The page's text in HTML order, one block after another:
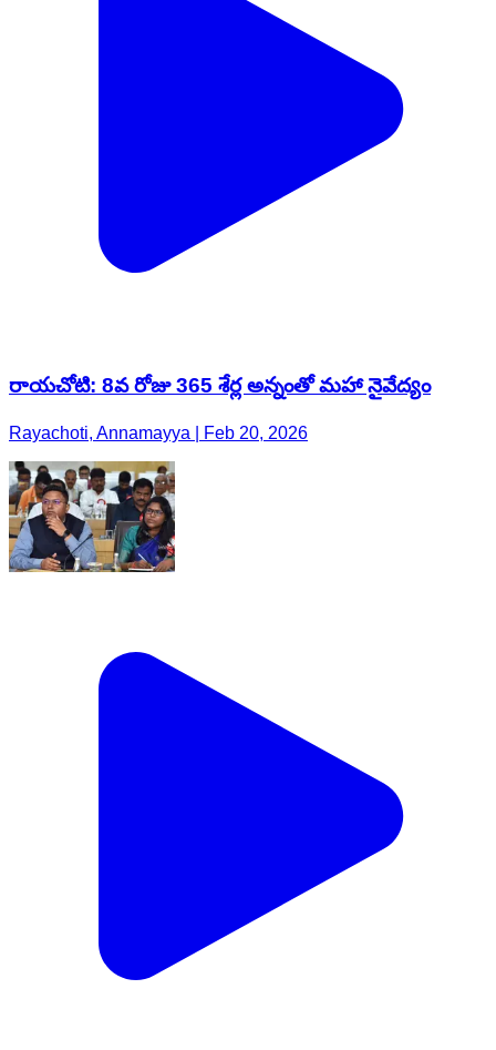
రాయచోటి: 8వ రోజు 365 శేర్ల అన్నంతో మహా నైవేద్యం
Rayachoti, Annamayya | Feb 20, 2026